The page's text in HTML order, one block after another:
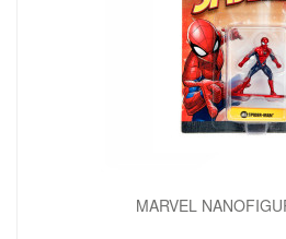
MARVEL